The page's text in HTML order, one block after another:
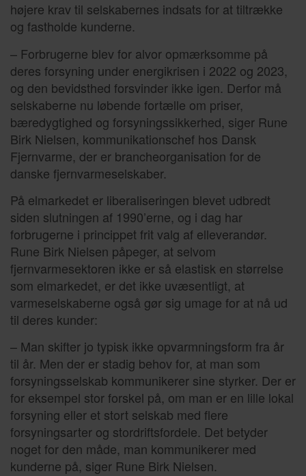
højere krav til selskabernes indsats for at tiltrække
og fastholde kunderne.
– Forbrugerne blev for alvor opmærksomme på
deres forsyning under energikrisen i 2022 og 2023,
og den bevidsthed forsvinder ikke igen. Derfor må
selskaberne nu løbende fortælle om priser,
bæredygtighed og forsyningssikkerhed, siger Rune
Birk Nielsen, kommunikationschef hos Dansk
Fjernvarme, der er brancheorganisation for de
danske fjernvarmeselskaber.
På elmarkedet er liberaliseringen blevet udbredt
siden slutningen af 1990’erne, og i dag har
forbrugerne i princippet frit valg af elleverandør.
Rune Birk Nielsen påpeger, at selvom
fjernvarmesektoren ikke er så elastisk en størrelse
som elmarkedet, er det ikke uvæsentligt, at
varmeselskaberne også gør sig umage for at nå ud
til deres kunder:
– Man skifter jo typisk ikke opvarmningsform fra år
til år. Men der er stadig behov for, at man som
forsyningsselskab kommunikerer sine styrker. Der er
for eksempel stor forskel på, om man er en lille lokal
forsyning eller et stort selskab med flere
forsyningsarter og stordriftsfordele. Det betyder
noget for den måde, man kommunikerer med
kunderne på, siger Rune Birk Nielsen.